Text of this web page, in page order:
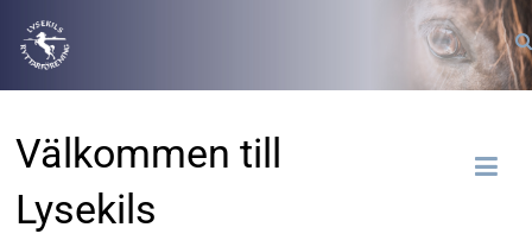
Välkommen till
Lysekils